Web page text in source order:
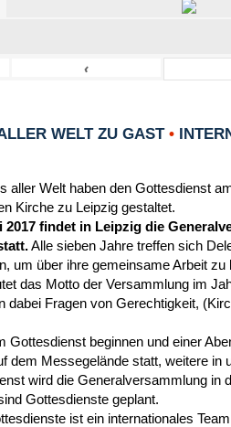
‹
WELT ZU GAST •
aller Welt haben den Gottesdienst
Kirche zu Leipzig gestaltet.
2017 findet in Leipzig die
Alle sieben Jahre treffen sich
um über ihre gemeinsame Arbeit zu
das Motto der Versammlung im
dabei Fragen von Gerechtigkeit,
Gottesdienst beginnen und einer
dem Messegelände statt, weitere
wird die Generalversammlung in
Gottesdienste geplant.
ist ein internationales